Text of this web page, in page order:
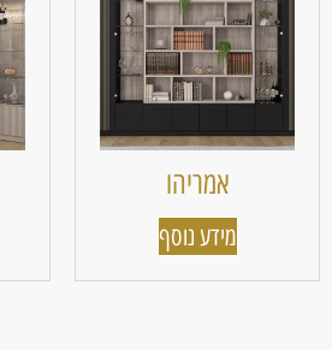
אמריהו
מידע נוסף